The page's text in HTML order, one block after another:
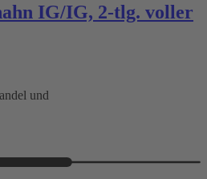
IG/IG, 2-tlg. voller